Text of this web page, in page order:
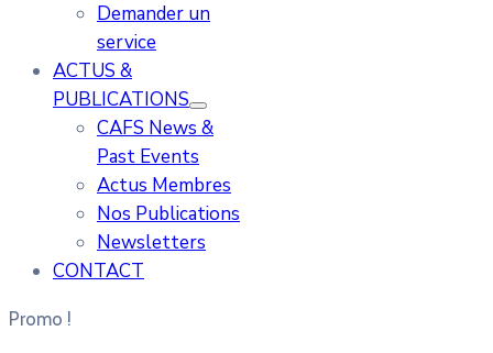
Demander un
service
ACTUS &
PUBLICATIONS
CAFS News &
Past Events
Actus Membres
Nos Publications
Newsletters
CONTACT
Promo !